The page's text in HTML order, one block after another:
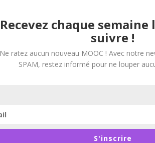
Recevez chaque semaine
suivre !
Ne ratez aucun nouveau MOOC ! Avec notre
SPAM, restez informé pour ne louper
S'inscrire